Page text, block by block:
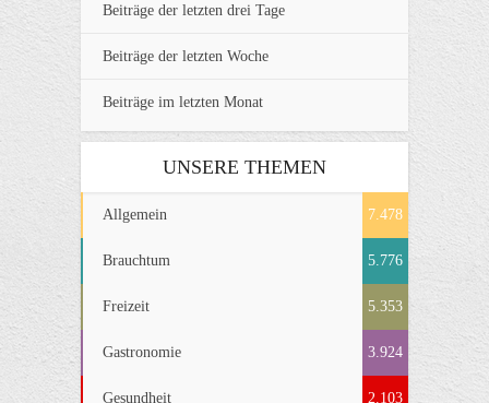
Beiträge der letzten drei Tage
Beiträge der letzten Woche
Beiträge im letzten Monat
UNSERE THEMEN
Allgemein 7.478
Brauchtum 5.776
Freizeit 5.353
Gastronomie 3.924
Gesundheit 2.103